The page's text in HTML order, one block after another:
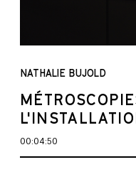
NATHALIE BUJOLD
00:04:50